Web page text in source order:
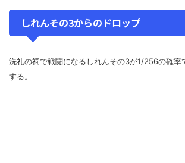
しれんその3からのドロップ
洗礼の祠で戦闘になるしれんその3が1/256の確率
する。